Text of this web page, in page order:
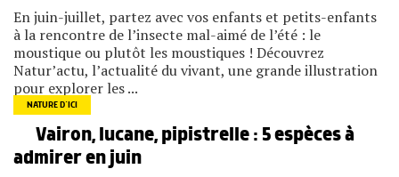
En juin-juillet, partez avec vos enfants et petits-enfants
à la rencontre de l’insecte mal-aimé de l’été : le
moustique ou plutôt les moustiques ! Découvrez
Natur’actu, l’actualité du vivant, une grande illustration
pour explorer les ...
NATURE D’ICI
Vairon, lucane, pipistrelle : 5 espèces à
admirer en juin